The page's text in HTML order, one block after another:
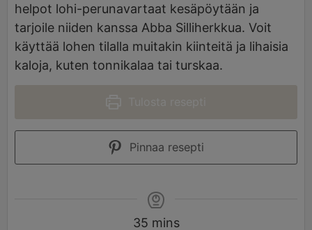
helpot lohi-perunavartaat kesäpöytään ja
tarjoile niiden kanssa Abba Silliherkkua. Voit
käyttää lohen tilalla muitakin kiinteitä ja lihaisia
kaloja, kuten tonnikalaa tai turskaa.
Pinnaa resepti
35 mins